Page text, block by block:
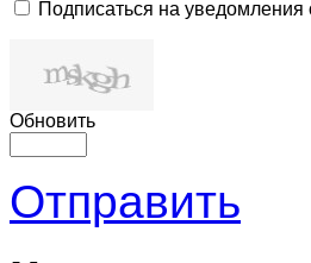
Подписаться на
Обновить
Отправить